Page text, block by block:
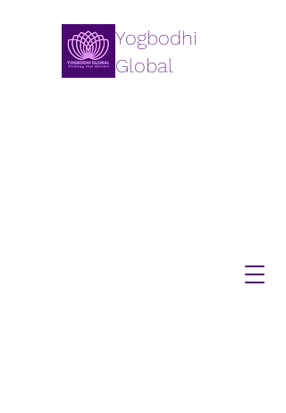
Yogbodhi
Global